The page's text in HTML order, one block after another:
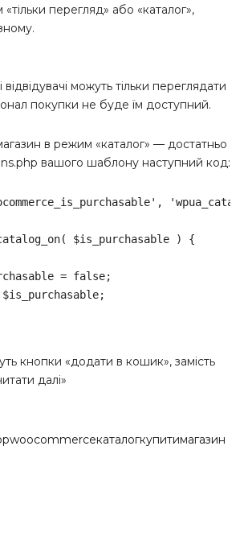
перегляд» або «каталог»,
можуть тільки переглядати
покупки не буде їм доступний.
в режим «каталог» — достатньо
вашого шаблону наступний код:
,
( $is_purchasable ) {
=
false;
$is_purchasable;
кнопки «додати в кошик», замість
далі»
woocommerceкаталогкупитимагазин